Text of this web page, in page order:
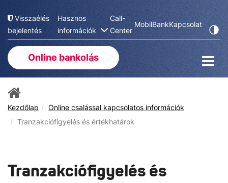
Visszaélés
bejelentés
Hasznos
információk
Call-
Center
MobilBankKapcsolat
Online bankolás
Kezdőlap
Online csalással kapcsolatos információk
Tranzakciófigyelés és értékhatárok
Tranzakciófigyelés és